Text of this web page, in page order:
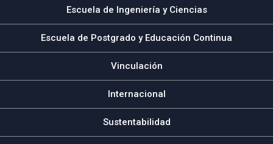
Escuela de Ingeniería y Ciencias
Escuela de Postgrado y Educación Continua
Vinculación
Internacional
Sustentabilidad